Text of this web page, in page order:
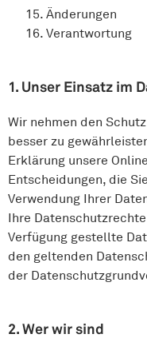
Änderungen
Verantwortung
1. Unser Einsatz im
Wir nehmen den
besser zu
Erklärung unsere
Entscheidungen, die
Verwendung Ihrer
Ihre
Verfügung gestellte
den geltenden
der
2. Wer wir sind